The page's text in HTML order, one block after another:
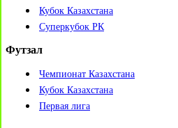
Кубок Казахстана
Суперкубок РК
Футзал
Чемпионат Казахстана
Кубок Казахстана
Первая лига